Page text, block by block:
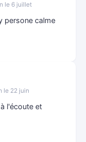
le 6 juillet
persone calme
le 22 juin
l'écoute et